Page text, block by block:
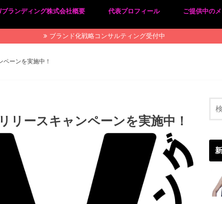
ブランディング株式会社概要
ライバシーポリシー
商取引法に基づく表記
代表プロフィール ご提供中の
ブランド化戦略コンサルティング受付中
ペーンを実施中！
リースキャンペーンを実施中！